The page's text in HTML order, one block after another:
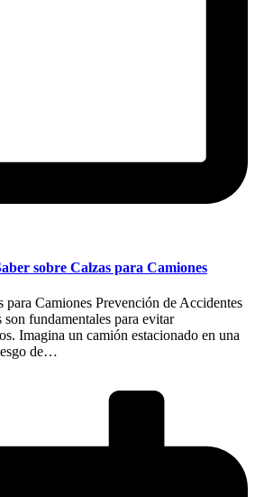
sobre Calzas para Camiones
para Camiones Prevención de Accidentes
son fundamentales para evitar
Imagina un camión estacionado en una
de…